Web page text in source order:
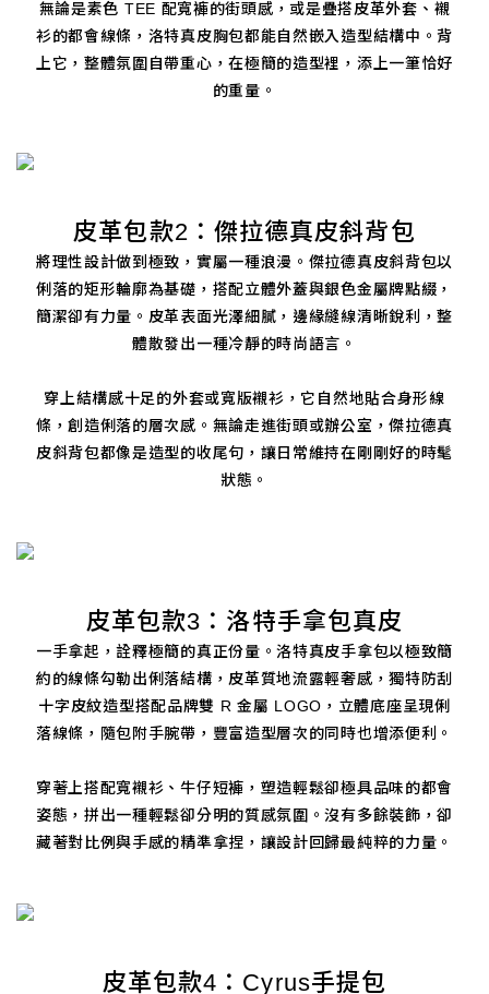
無論是素色 TEE 配寬褲的街頭感，或是疊搭皮革外套、襯
衫的都會線條，洛特真皮胸包都能自然嵌入造型結構中。背
上它，整體氛圍自帶重心，在極簡的造型裡，添上一筆恰好
的重量。
皮革包款2：傑拉德真皮斜背包
將理性設計做到極致，實屬一種浪漫。傑拉德真皮斜背包以
俐落的矩形輪廓為基礎，搭配立體外蓋與銀色金屬牌點綴，
簡潔卻有力量。皮革表面光澤細膩，邊緣縫線清晰銳利，整
體散發出一種冷靜的時尚語言。
穿上結構感十足的外套或寬版襯衫，它自然地貼合身形線
條，創造俐落的層次感。無論走進街頭或辦公室，傑拉德真
皮斜背包都像是造型的收尾句，讓日常維持在剛剛好的時髦
狀態。
皮革包款3：洛特手拿包真皮
一手拿起，詮釋極簡的真正份量。洛特真皮手拿包以極致簡
約的線條勾勒出俐落結構，皮革質地流露輕奢感，獨特防刮
十字皮紋造型搭配品牌雙 R 金屬 LOGO，立體底座呈現俐
落線條，隨包附手腕帶，豐富造型層次的同時也增添便利。
穿著上搭配寬襯衫、牛仔短褲，塑造輕鬆卻極具品味的都會
姿態，拼出一種輕鬆卻分明的質感氛圍。沒有多餘裝飾，卻
藏著對比例與手感的精準拿捏，讓設計回歸最純粹的力量。
皮革包款4：Cyrus手提包